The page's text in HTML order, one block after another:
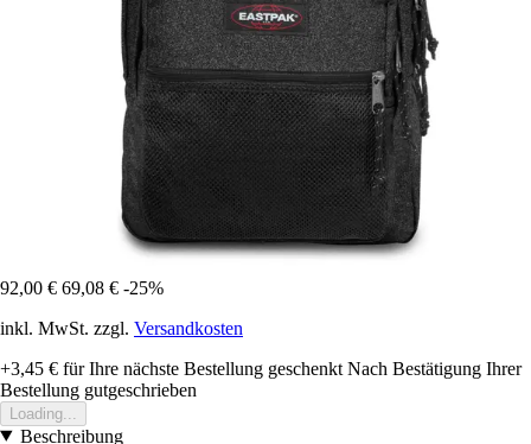
92,00 € 69,08 € -25%
inkl. MwSt. zzgl. Versandkosten
+3,45 € für Ihre nächste Bestellung geschenkt Nach Bestätigung Ihrer
Bestellung gutgeschrieben
Loading...
Beschreibung